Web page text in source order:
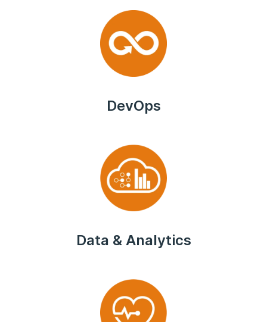
DevOps
Data & Analytics